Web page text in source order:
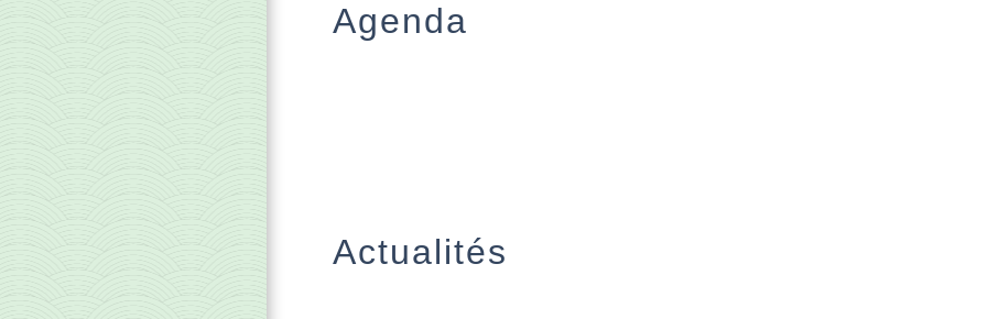
Agenda
Actualités